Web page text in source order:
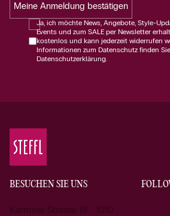
Meine Anmeldung bestätigen
Ja, ich möchte News, Angebote, Style-
Events und zum SALE per Newsletter
kostenlos und kann jederzeit widerrufen
Informationen zum Datenschutz finden
Datenschutzerklärung.
BESUCHEN SIE UNS
Kärntner Strasse 19 1010